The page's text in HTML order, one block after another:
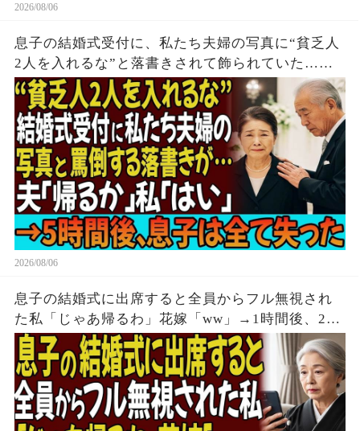
2026/08/06
息子の結婚式受付に、私たち夫婦の写真に“貧乏人
2人を入れるな”と落書きされて飾られていた…夫
「帰るか」私「はい」→無言で立ち去った5時間
後、息子は全てを失う結末を迎えた
2026/08/06
息子の結婚式に出席すると全員からフル無視され
た私「じゃあ帰るわ」花嫁「ww」→1時間後、2人
からの鬼電をフル無視した